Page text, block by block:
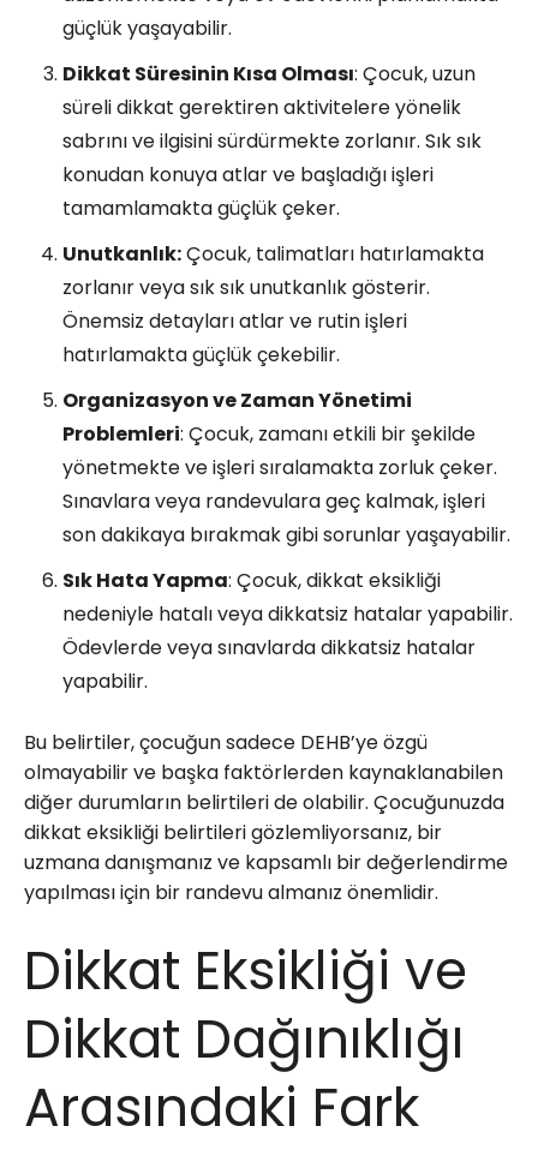
güçlük yaşayabilir.
Dikkat Süresinin Kısa Olması: Çocuk, uzun
süreli dikkat gerektiren aktivitelere yönelik
sabrını ve ilgisini sürdürmekte zorlanır. Sık sık
konudan konuya atlar ve başladığı işleri
tamamlamakta güçlük çeker.
Unutkanlık:Çocuk, talimatları hatırlamakta
zorlanır veya sık sık unutkanlık gösterir.
Önemsiz detayları atlar ve rutin işleri
hatırlamakta güçlük çekebilir.
Organizasyon ve Zaman Yönetimi
Problemleri: Çocuk, zamanı etkili bir şekilde
yönetmekte ve işleri sıralamakta zorluk çeker.
Sınavlara veya randevulara geç kalmak, işleri
son dakikaya bırakmak gibi sorunlar yaşayabilir.
Sık Hata Yapma: Çocuk, dikkat eksikliği
nedeniyle hatalı veya dikkatsiz hatalar yapabilir.
Ödevlerde veya sınavlarda dikkatsiz hatalar
yapabilir.
Bu belirtiler, çocuğun sadece DEHB’ye özgü
olmayabilir ve başka faktörlerden kaynaklanabilen
diğer durumların belirtileri de olabilir. Çocuğunuzda
dikkat eksikliği belirtileri gözlemliyorsanız, bir
uzmana danışmanız ve kapsamlı bir değerlendirme
yapılması için bir randevu almanız önemlidir.
Dikkat Eksikliği ve
Dikkat Dağınıklığı
Arasındaki Fark